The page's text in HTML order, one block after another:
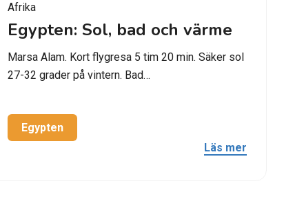
Afrika
Egypten: Sol, bad och värme
Marsa Alam. Kort flygresa 5 tim 20 min. Säker sol
27-32 grader på vintern. Bad…
Egypten
Läs mer